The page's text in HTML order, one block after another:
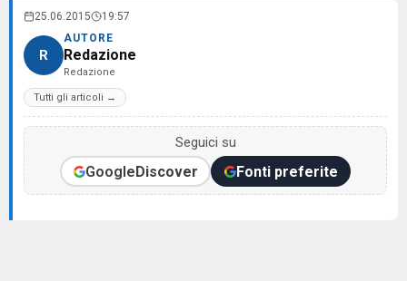
25.06.2015 19:57
R
AUTORE
Redazione
Redazione
Tutti gli articoli →
Seguici su
GoogleDiscover Fonti preferite